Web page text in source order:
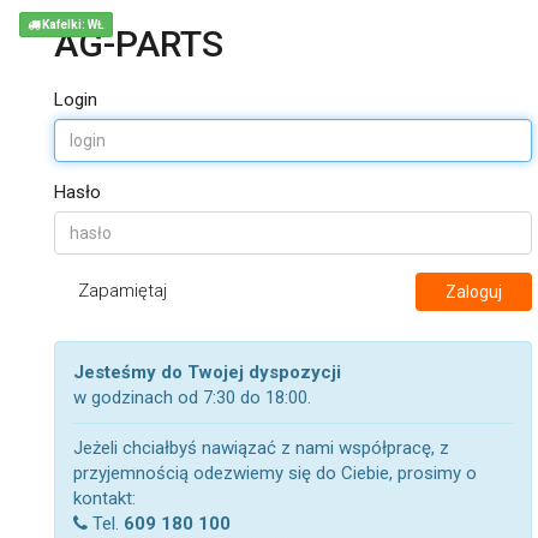
AG-PARTS
Login
Hasło
Zapamiętaj Zaloguj
Jesteśmy do Twojej dyspozycji
w godzinach od 7:30 do 18:00.
Jeżeli chciałbyś nawiązać z nami współpracę, z
przyjemnością odezwiemy się do Ciebie, prosimy o
kontakt:
Tel. 609 180 100
Kafelki: WŁ